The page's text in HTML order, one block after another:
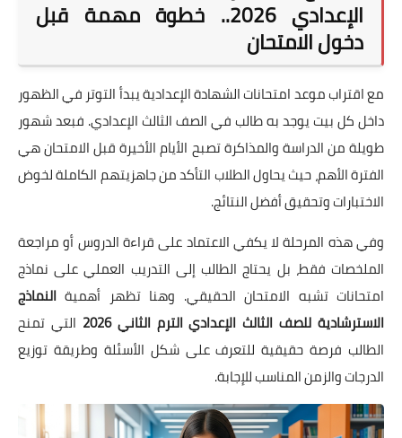
الإعدادي 2026.. خطوة مهمة قبل
دخول الامتحان
مع اقتراب موعد امتحانات الشهادة الإعدادية يبدأ التوتر في الظهور
داخل كل بيت يوجد به طالب في الصف الثالث الإعدادي. فبعد شهور
طويلة من الدراسة والمذاكرة تصبح الأيام الأخيرة قبل الامتحان هي
الفترة الأهم، حيث يحاول الطلاب التأكد من جاهزيتهم الكاملة لخوض
الاختبارات وتحقيق أفضل النتائج.
وفي هذه المرحلة لا يكفي الاعتماد على قراءة الدروس أو مراجعة
الملخصات فقط، بل يحتاج الطالب إلى التدريب العملي على نماذج
امتحانات تشبه الامتحان الحقيقي. وهنا تظهر أهمية النماذج
الاسترشادية للصف الثالث الإعدادي الترم الثاني 2026
التي تمنح
الطالب فرصة حقيقية للتعرف على شكل الأسئلة وطريقة توزيع
الدرجات والزمن المناسب للإجابة.